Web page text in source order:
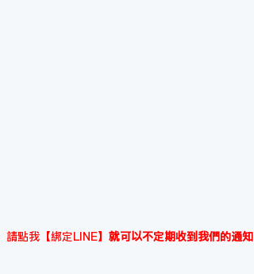
請點我【綁定LINE】 就可以不定期收到我們的通知